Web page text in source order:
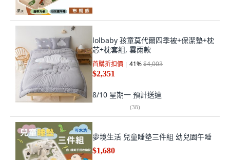
lolbaby 孩童莫代爾四季被+保潔墊+枕
芯+枕套組, 雲雨款
首購折扣價 41%$4,003
$2,351
8/10 星期一 預計送達
(38)
夢境生活 兒童睡墊三件組 幼兒園午睡
$1,680